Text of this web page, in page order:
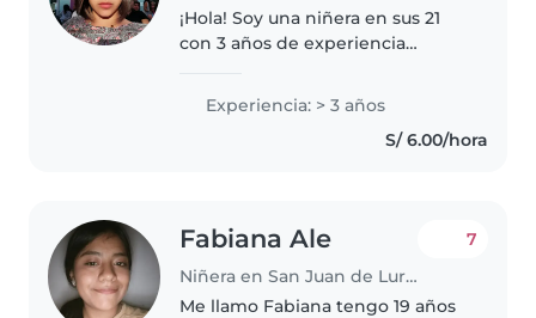
¡Hola! Soy una niñera en sus 21
con 3 años de experiencia
preescolar. Tengo estudios de
primer ciclo de enfermería y
estoy certificada en primeros
Experiencia: > 3 años
S/ 6.00/hora
Fabiana Ale
Niñera en San Juan de Lurigancho
7
Me llamo Fabiana tengo 19 años